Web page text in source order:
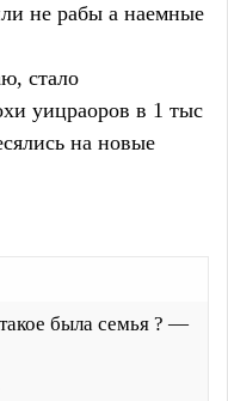
не рабы а наемные
стало
уицраоров в 1 тыс
на новые
была семья ? —